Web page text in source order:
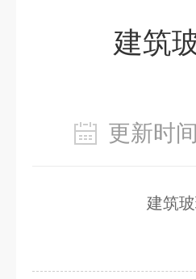
建筑
更新时
建筑